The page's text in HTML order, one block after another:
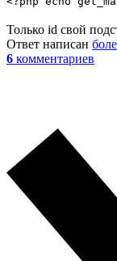
Только id свой
Ответ написан
6 комментариев